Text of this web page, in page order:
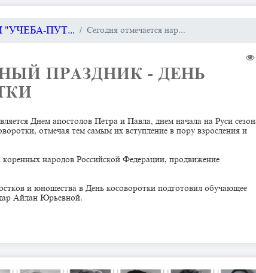
"УЧЕБА-ПУТ... Сегодня отмечается нар...
ПРАЗДНИК - ДЕНЬ
Днем апостолов Петра и Павла, днем начала на Руси
отмечая тем самым их вступление в пору взросления и
народов Российской Федерации, продвижение
и юношества в День косоворотки подготовил обучающее
Айлан Юрьевной.